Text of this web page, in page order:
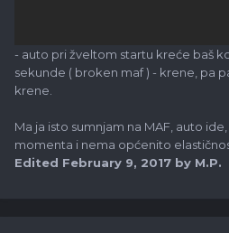
- auto pri žveltom startu kreće baš
sekunde ( broken maf ) - krene, pa
krene.
Ma ja isto sumnjam na MAF, auto
momenta i nema općenito
Edited February 9, 2017 by M.P.